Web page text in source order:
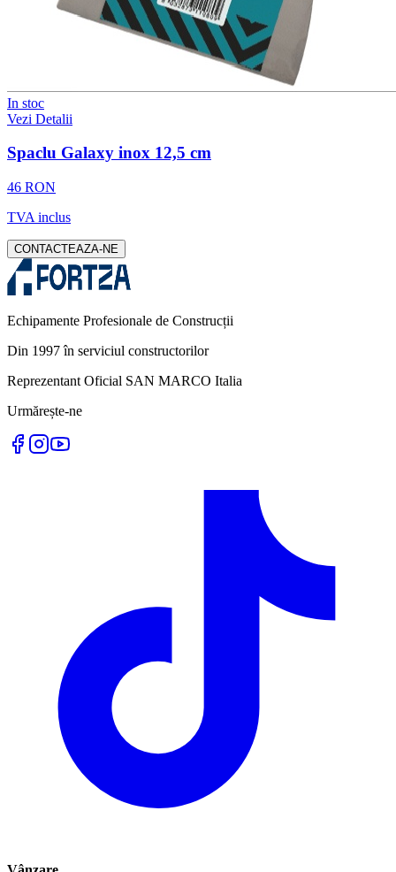
In stoc
Vezi Detalii
Spaclu Galaxy inox 12,5 cm
46 RON
TVA inclus
CONTACTEAZA-NE
Echipamente Profesionale de Construcții
Din 1997 în serviciul constructorilor
Reprezentant Oficial SAN MARCO Italia
Urmărește-ne